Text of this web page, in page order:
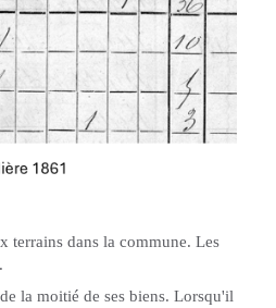
terrains dans la commune. Les
la moitié de ses biens. Lorsqu'il